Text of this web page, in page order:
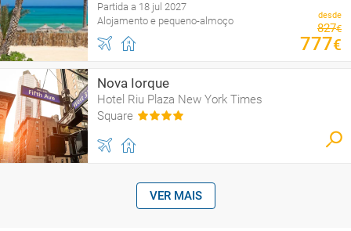
Partida a 18 jul 2027
Alojamento e pequeno-almoço
desde
827€
777€
Nova Iorque
Hotel Riu Plaza New York Times
Square
VER MAIS